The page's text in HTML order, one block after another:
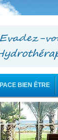
BIEN ÊTRE